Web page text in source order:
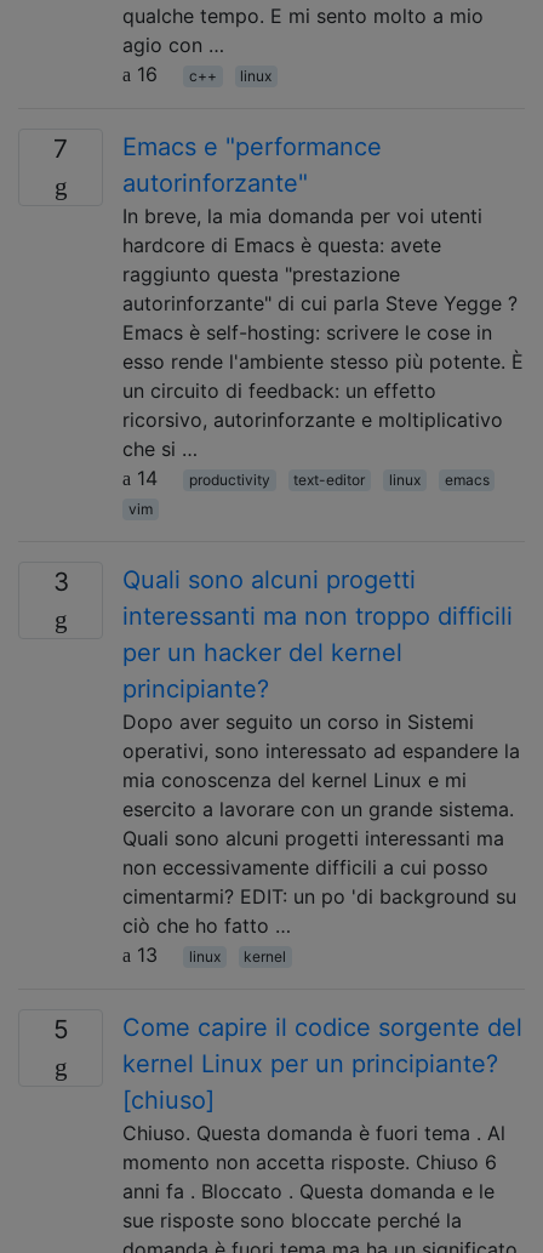
qualche tempo. E mi sento molto a mio
agio con …
16
c++ linux
7
Emacs e "performance
autorinforzante"
In breve, la mia domanda per voi utenti
hardcore di Emacs è questa: avete
raggiunto questa "prestazione
autorinforzante" di cui parla Steve Yegge ?
Emacs è self-hosting: scrivere le cose in
esso rende l'ambiente stesso più potente. È
un circuito di feedback: un effetto
ricorsivo, autorinforzante e moltiplicativo
che si …
14
productivity text-editor linux
emacs
vim
3
Quali sono alcuni progetti
interessanti ma non troppo difficili
per un hacker del kernel
principiante?
Dopo aver seguito un corso in Sistemi
operativi, sono interessato ad espandere la
mia conoscenza del kernel Linux e mi
esercito a lavorare con un grande sistema.
Quali sono alcuni progetti interessanti ma
non eccessivamente difficili a cui posso
cimentarmi? EDIT: un po 'di background su
ciò che ho fatto …
13
linux kernel
5
Come capire il codice sorgente del
kernel Linux per un principiante?
[chiuso]
Chiuso. Questa domanda è fuori tema . Al
momento non accetta risposte. Chiuso 6
anni fa . Bloccato . Questa domanda e le
sue risposte sono bloccate perché la